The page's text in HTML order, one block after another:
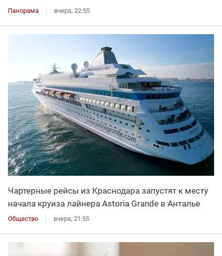
Панорама вчера, 22:55
Чартерные рейсы из Краснодара запустят к месту
начала круиза лайнера Astoria Grande в Анталье
Общество вчера, 21:55